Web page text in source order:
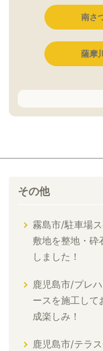
南さ
薩摩
その他
霧島市/駐車場
敷地を整地・砕
しました！
鹿児島市/プレ
ースを施工して
成楽しみ！
鹿児島市/テラ